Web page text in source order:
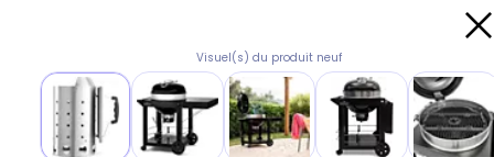
Visuel(s) du produit neuf